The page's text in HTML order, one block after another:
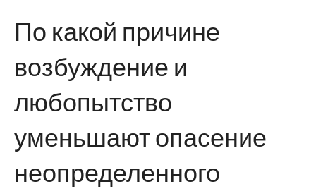
По какой причине
возбуждение и
любопытство
уменьшают опасение
неопределенного